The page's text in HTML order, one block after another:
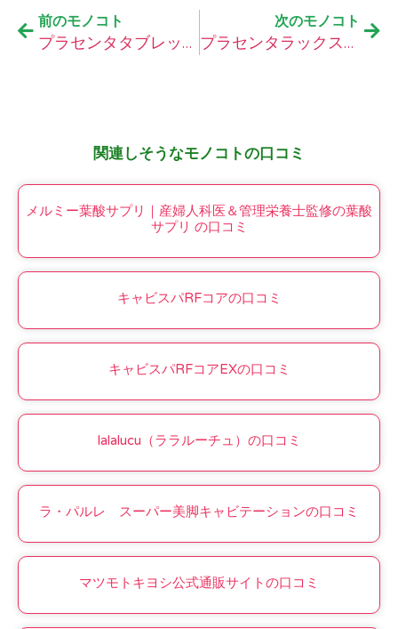
前のモノコト
プラセンタタブレットの口コミ
次のモノコト
プラセンタラックスの口コミ
関連しそうなモノコトの口コミ
メルミー葉酸サプリ｜産婦人科医＆管理栄養士監修の葉酸
サプリ の口コミ
キャビスパRFコアの口コミ
キャビスパRFコアEXの口コミ
lalalucu（ララルーチュ）の口コミ
ラ・パルレ スーパー美脚キャビテーションの口コミ
マツモトキヨシ公式通販サイトの口コミ